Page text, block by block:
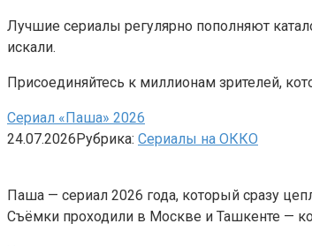
Лучшие сериалы регулярно пополняют
искали.
Присоединяйтесь к миллионам зрителей,
Сериал «Паша» 2026
24.07.2026Рубрика: Сериалы на ОККО
Паша — сериал 2026 года, который сразу
Съёмки проходили в Москве и Ташкенте —